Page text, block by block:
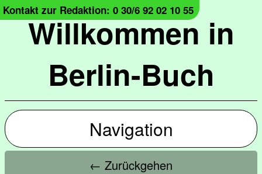
Willkommen in
Berlin-Buch
Kontakt zur Redaktion: 0 30/6 92 02 10 55
Navigation
← Zurückgehen